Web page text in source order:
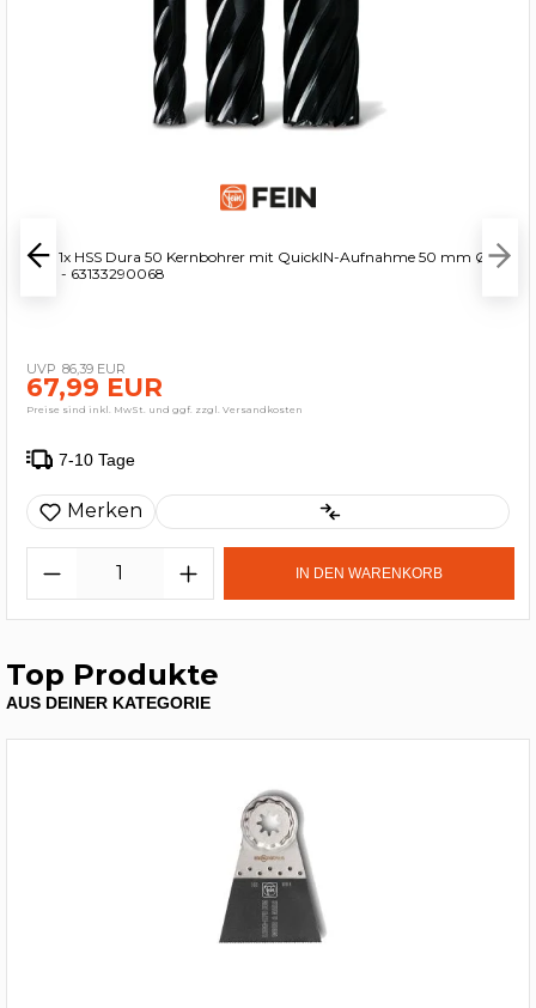
Fein 1x HSS Dura 50 Kernbohrer mit QuickIN-Aufnahme 50 mm Ø 29
mm - 63133290068
86,39 EUR
67,99 EUR
Preise sind inkl. MwSt. und ggf. zzgl. Versandkosten
7-10 Tage
Merken
IN DEN WARENKORB
Top Produkte
AUS DEINER KATEGORIE